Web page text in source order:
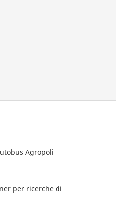
Agropoli
per ricerche di